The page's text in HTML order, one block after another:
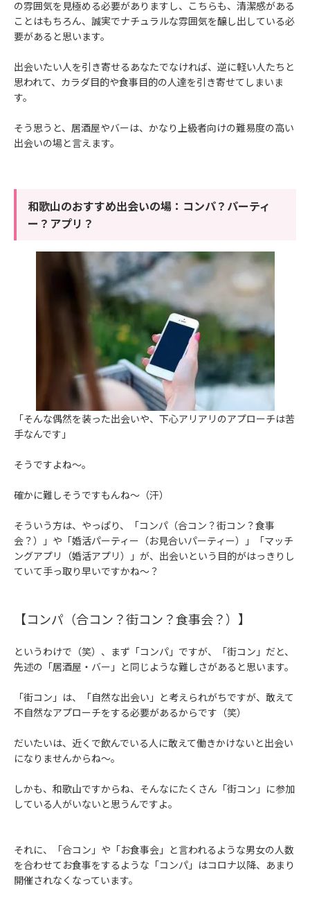
の雰囲気を見極める必要がありますし、こちらも、清潔感がある
ことはもちろん、誠実でナチュラルな雰囲気を醸し出している必
要があると思います。
出会いたい人を引き寄せるあなたでなければ、逆に軽い人たちと
思われて、カラダ目的や食事目的の人達を引き寄せてしまいま
す。
そう思うと、居酒屋やバーは、かなり上級者向けの難易度の高い
出会いの場と言えます。
和歌山のおすすめ出会いの場：コンパ？パーティ
ー？アプリ？
「そんな偶然を装った出会いや、下心アリアリのアプローチは苦
手なんです」
そうですよね～。
確かに難しそうですもんね～（汗）
そういう方は、やっぱり、「コンパ（合コン？街コン？食事
会？）」や「婚活パーティー（お見合いパーティー）」「マッチ
ングアプリ（婚活アプリ）」が、出会いという目的がはっきりし
ていて手っ取り早いですかね～？
【コンパ（合コン？街コン？食事会？）】
というわけで（笑）、まず「コンパ」ですが、「街コン」だと、
先述の「居酒屋・バー」と同じような難しさがあると思います。
「街コン」は、「自然な出会い」と考えられがちですが、敢えて
不自然なアプローチをする必要があるからです（笑）
だいたいは、近くで飲んでいる人に敢えて働きかけないと出会い
になりませんからね～。
しかも、和歌山ですからね、そんなにたくさん「街コン」に参加
している人がいないと思うんですよ。
それに、「合コン」や「お食事会」と言われるような男女の人数
を合わせてお食事をするような「コンパ」はコロナ以降、あまり
開催されなくなっています。